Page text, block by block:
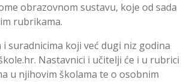
obrazovnom sustavu, koje od sada
rubrikama.
suradnicima koji već dugi niz godina
Nastavnici i učitelji će i u rubrici
u njihovim školama te o osobnim